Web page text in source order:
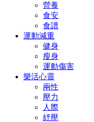
營養
食安
食譜
運動減重
健身
瘦身
運動傷害
樂活心靈
兩性
壓力
人際
紓壓